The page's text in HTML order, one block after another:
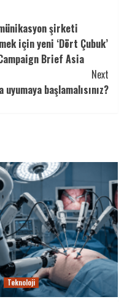
şirketi
için yeni ‘Dört Çubuk’
Brief Asia
Next
uyumaya başlamalısınız?
Teknoloji